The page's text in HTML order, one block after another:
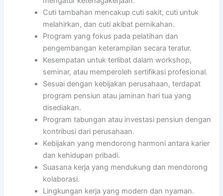
Cuti tambahan mencakup cuti sakit, cuti untuk
melahirkan, dan cuti akibat pernikahan.
Program yang fokus pada pelatihan dan
pengembangan keterampilan secara teratur.
Kesempatan untuk terlibat dalam workshop,
seminar, atau memperoleh sertifikasi profesional.
Sesuai dengan kebijakan perusahaan, terdapat
program pensiun atau jaminan hari tua yang
disediakan.
Program tabungan atau investasi pensiun dengan
kontribusi dari perusahaan.
Kebijakan yang mendorong harmoni antara karier
dan kehidupan pribadi.
Suasana kerja yang mendukung dan mendorong
kolaborasi.
Lingkungan kerja yang modern dan nyaman.